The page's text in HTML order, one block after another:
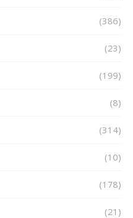
(386)
(23)
(199)
(8)
(314)
(10)
(178)
(21)